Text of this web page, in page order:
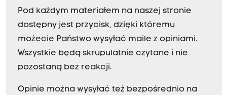
Pod każdym materiałem na naszej stronie
dostępny jest przycisk, dzięki któremu
możecie Państwo wysyłać maile z opiniami.
Wszystkie będą skrupulatnie czytane i nie
pozostaną bez reakcji.
Opinie można wysyłać też bezpośrednio na